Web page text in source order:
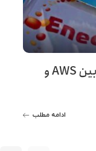
امضای قرارداد انرژی خورشیدی بین AWS و
ادامه مطلب